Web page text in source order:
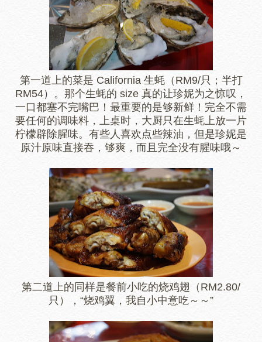
第一道上的菜是 California 生蚝（ RM9/只；半打
RM54） 。那个生蚝的 size 真的让珍妮为之惊叹，
一口都塞不完嘴巴！最重要的是够新鲜！完全不需
要任何的调味料，上桌时，大厨只在生蚝上放一片
柠檬辟除腥味。有些人喜欢点些辣油，但是珍妮是
原汁原味直接吞，够爽，而且完全没有腥味哦～
第二道上的同样是餐前小吃的烧鸡翅（RM2.80/
只），“烧鸡翼，我自小中意吃～～”